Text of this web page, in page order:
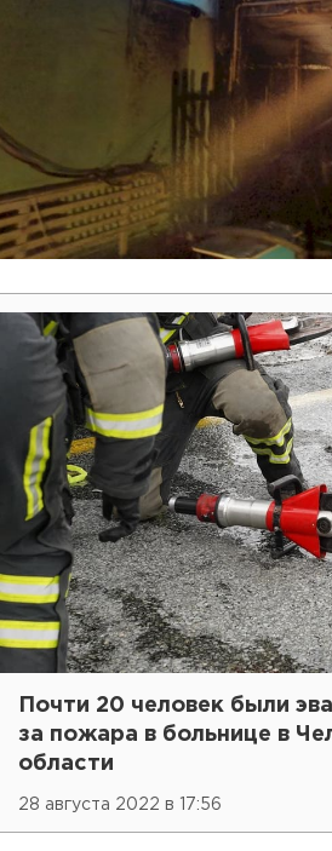
Почти 20 человек были
за пожара в больнице в
области
28 августа 2022 в 17:56